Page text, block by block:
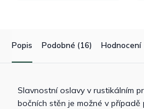
Popis Podobné (16) Hodnocení
Slavnostní oslavy v rustikálním
bočních stěn je možné v